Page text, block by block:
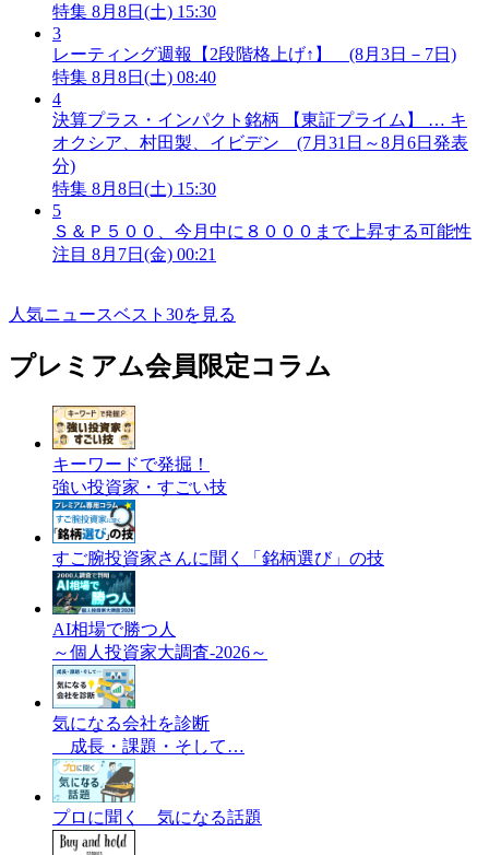
特集 8月8日(土) 15:30
3
レーティング週報【2段階格上げ↑】 (8月3日－7日)
特集 8月8日(土) 08:40
4
決算プラス・インパクト銘柄 【東証プライム】 … キ
オクシア、村田製、イビデン (7月31日～8月6日発表
分)
特集 8月8日(土) 15:30
5
Ｓ＆Ｐ５００、今月中に８０００まで上昇する可能性
注目 8月7日(金) 00:21
人気ニュースベスト30を見る
プレミアム会員限定コラム
キーワードで発掘！
強い投資家・すごい技
すご腕投資家さんに聞く「銘柄選び」の技
AI相場で勝つ人
～個人投資家大調査-2026～
気になる会社を診断
成長・課題・そして…
プロに聞く 気になる話題